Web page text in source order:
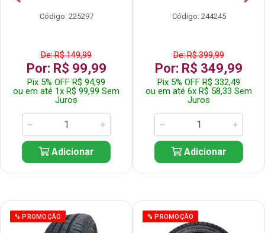
Código: 225297
De: R$ 149,99
Por: R$ 99,99
Pix 5% OFF R$ 94,99
ou em até 1x R$ 99,99 Sem
Juros
Adicionar
Código: 244245
De: R$ 399,99
Por: R$ 349,99
Pix 5% OFF R$ 332,49
ou em até 6x R$ 58,33 Sem
Juros
Adicionar
% PROMOÇÃO % PROMOÇÃO